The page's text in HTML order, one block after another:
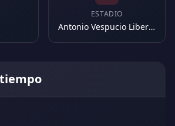
ESTADIO
Antonio Vespucio Liberti (Argentina)